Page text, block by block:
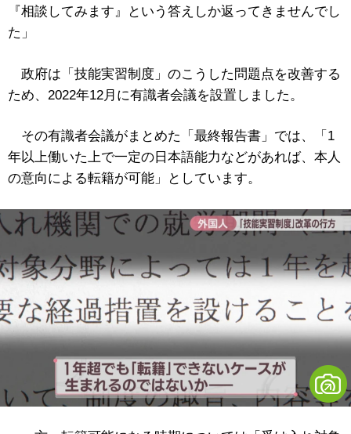
『相談してみます』という答えしか返ってきませんでし
た」
政府は「技能実習制度」のこうした問題点を改善する
ため、2022年12月に有識者会議を設置しました。
その有識者会議がまとめた「最終報告書」では、「1
年以上働いた上で一定の日本語能力などがあれば、本人
の意向による転籍が可能」としています。